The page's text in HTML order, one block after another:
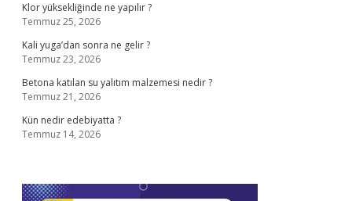
Klor yüksekliğinde ne yapılır ?
Temmuz 25, 2026
Kali yuga’dan sonra ne gelir ?
Temmuz 23, 2026
Betona katılan su yalıtım malzemesi nedir ?
Temmuz 21, 2026
Kün nedir edebiyatta ?
Temmuz 14, 2026